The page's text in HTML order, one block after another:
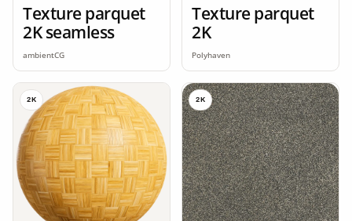
Texture parquet
2K seamless
ambientCG
Texture parquet
2K
Polyhaven
2K 2K